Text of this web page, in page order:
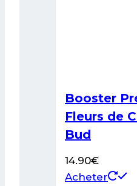
Booster
Fleurs de
Bud
14.90€
Acheter